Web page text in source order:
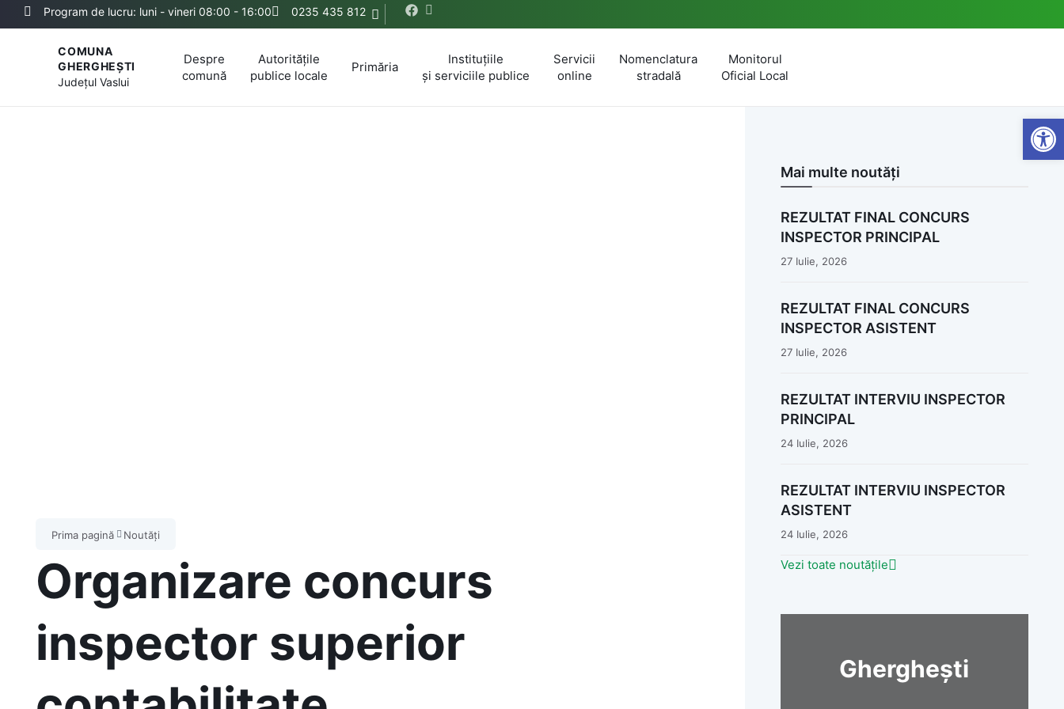
Program de lucru: luni - vineri 08:00 - 16:00 0235 435 812
COMUNA
GHERGHEȘTI
JudețulVaslui
Despre
comună
Autoritățile
publice locale
Primăria
Instituțiile
și serviciile publice
Servicii
online
Nomenclatura
stradală
Monitorul
Oficial Local
Prima pagină Noutăți
Organizare concurs
inspector superior
Mai multe noutăți
REZULTAT FINAL CONCURS
INSPECTOR PRINCIPAL
27 Iulie, 2026
REZULTAT FINAL CONCURS
INSPECTOR ASISTENT
27 Iulie, 2026
REZULTAT INTERVIU INSPECTOR
PRINCIPAL
24 Iulie, 2026
REZULTAT INTERVIU INSPECTOR
ASISTENT
24 Iulie, 2026
Vezi toate noutățile
Gherghești